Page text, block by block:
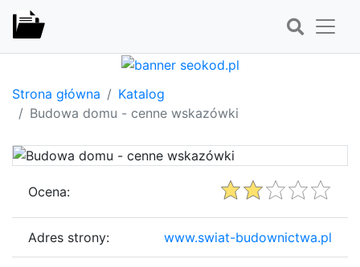
Strona główna
Katalog
Budowa domu - cenne wskazówki
Ocena:
Adres strony: www.swiat-budownictwa.pl